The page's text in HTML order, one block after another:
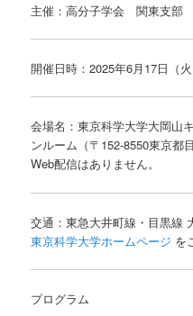
主催：高分子学会 関東支部
開催日時：2025年6月17日（
会場名：東京科学大学大岡山
ンルーム（〒152-8550東京都
Web配信はありません。
交通：東急大井町線・目黒線
東京科学大学ホームページ を
プログラム